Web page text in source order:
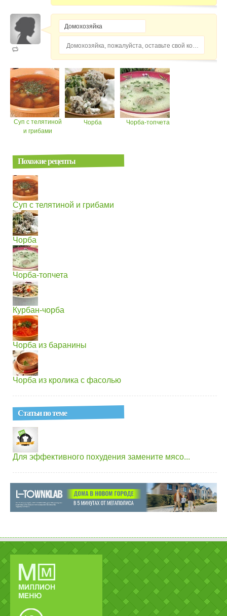
Домохозяйка, пожалуйста, оставьте свой комментарий...
Суп с телятиной
и грибами
Чорба Чорба-топчета
Похожие рецепты
Суп с телятиной и грибами
Чорба
Чорба-топчета
Курбан-чорба
Чорба из баранины
Чорба из кролика с фасолью
Статьи по теме
Для эффективного похудения замените мясо...